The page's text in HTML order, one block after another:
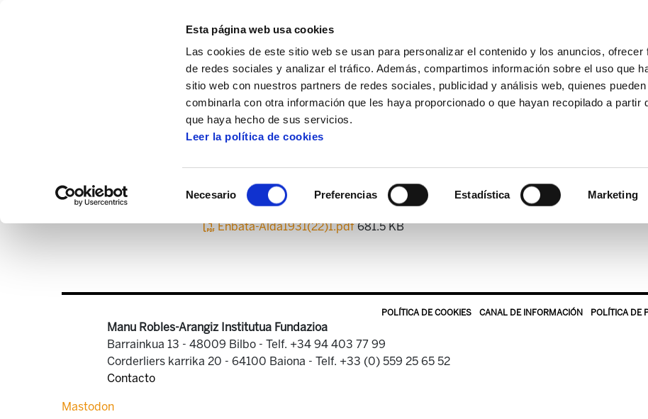
Esta página web usa cookies
Las cookies de este sitio web se usan para personalizar el contenido y los anuncios, ofrecer
de redes sociales y analizar el tráfico. Además, compartimos información sobre el uso que
sitio web con nuestros partners de redes sociales, publicidad y análisis web, quienes pueden
combinarla con otra información que les haya proporcionado o que hayan recopilado a partir
que haya hecho de sus servicios.
Leer la política de cookies
Necesario Preferencias Estadística Marketing
Centro de documentación Enbata + Alda!
Enbata-Alda1931(22)1.pdf681.5 KB
POLÍTICA DE COOKIES CANAL DE INFORMACIÓN POLÍTICA DE
Manu Robles-Arangiz Institutua Fundazioa
Barrainkua 13 - 48009 Bilbo - Telf. +34 94 403 77 99
Corderliers karrika 20 - 64100 Baiona - Telf. +33 (0) 559 25 65 52
Contacto
Mastodon